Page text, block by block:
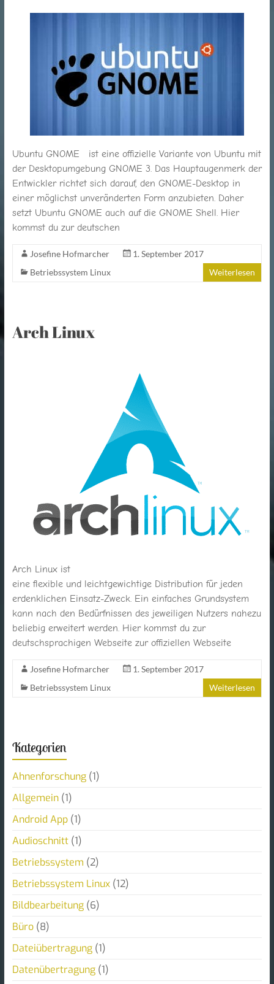
Ubuntu GNOME ist eine offizielle Variante von Ubuntu mit
der Desktopumgebung GNOME 3. Das Hauptaugenmerk der
Entwickler richtet sich darauf, den GNOME-Desktop in
einer möglichst unveränderten Form anzubieten. Daher
setzt Ubuntu GNOME auch auf die GNOME Shell. Hier
kommst du zur deutschen
Josefine Hofmarcher
1. September 2017
Betriebssystem Linux
Weiterlesen
Arch Linux
Arch Linux ist
eine flexible und leichtgewichtige Distribution für jeden
erdenklichen Einsatz-Zweck. Ein einfaches Grundsystem
kann nach den Bedürfnissen des jeweiligen Nutzers nahezu
beliebig erweitert werden. Hier kommst du zur
deutschsprachigen Webseite zur offiziellen Webseite
Josefine Hofmarcher
1. September 2017
Betriebssystem Linux
Weiterlesen
Kategorien
Ahnenforschung(1)
Allgemein(1)
Android App(1)
Audioschnitt(1)
Betriebssystem (2)
Betriebssystem Linux(12)
Bildbearbeitung(6)
Büro(8)
Dateiübertragung(1)
Datenübertragung(1)